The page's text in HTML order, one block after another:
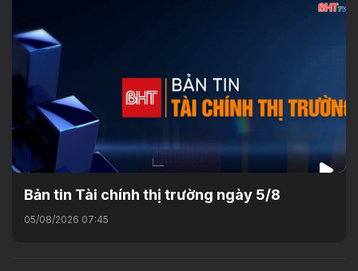
Bản tin Tài chính thị trường ngày 5/8
05/08/2026 07:45